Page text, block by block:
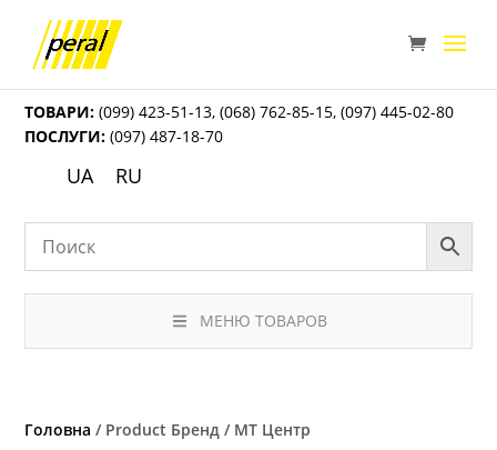
ТОВАРИ: (099) 423-51-13,(068) 762-85-15,(097) 445-02-80
ПОСЛУГИ: (097) 487-18-70
UA RU
МЕНЮ ТОВАРОВ
Головна / Product Бренд / МТ Центр